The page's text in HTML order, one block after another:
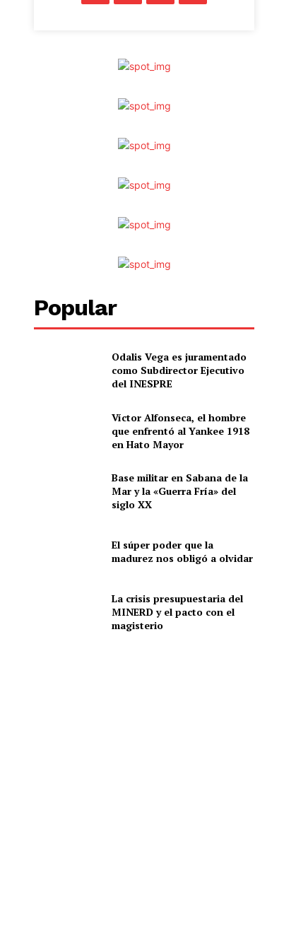
Popular
Odalis Vega es juramentado
como Subdirector Ejecutivo
del INESPRE
Víctor Alfonseca, el hombre
que enfrentó al Yankee 1918
en Hato Mayor
Base militar en Sabana de la
Mar y la «Guerra Fría» del
siglo XX
El súper poder que la
madurez nos obligó a olvidar
La crisis presupuestaria del
MINERD y el pacto con el
magisterio